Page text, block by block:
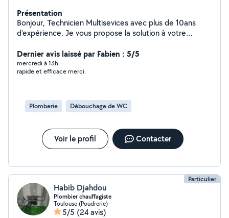
Présentation
Bonjour, Technicien Multisevices avec plus de 10ans
d'expérience. Je vous propose la solution à votre
la plomberie, l'électricité, menuiserie, peinture,
Dernier avis laissé par Fabien : 5/5
mercredi à 13h
rapide et efficace merci.
Plomberie Débouchage de WC
Voir le profil Contacter
Particulier
Habib Djahdou
Plombier chauffagiste
Toulouse (Poudrerie)
5/5 (24 avis)